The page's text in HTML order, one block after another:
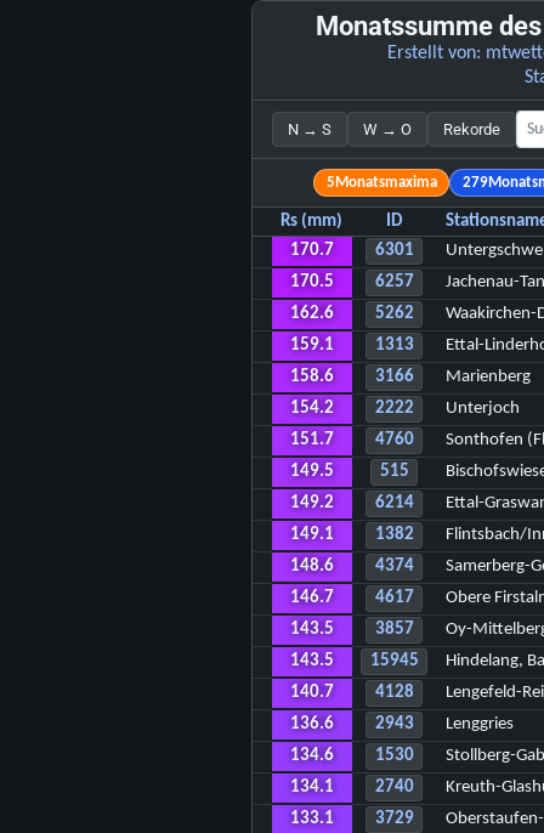
Monatssumme
Erstellt von:
N → S W → O Rekorde
5 Monatsmaxima 279
Rs (mm) ID
170.7
6301
170.5
6257
Jachenau-
162.6
5262
Waakirchen-
159.1
1313
Ettal-
158.6
3166
Marienberg
154.2
2222
Unterjoch
151.7
4760
Sonthofen
149.5
515
149.2
6214
Ettal-
149.1
1382
Flintsbach/
148.6
4374
Samerberg-
146.7
4617
Obere
143.5
3857
Oy-
143.5
15945
Hindelang,
140.7
4128
Lengefeld-
136.6
2943
Lenggries
134.6
1530
Stollberg-
134.1
2740
Kreuth-
133.1
3729